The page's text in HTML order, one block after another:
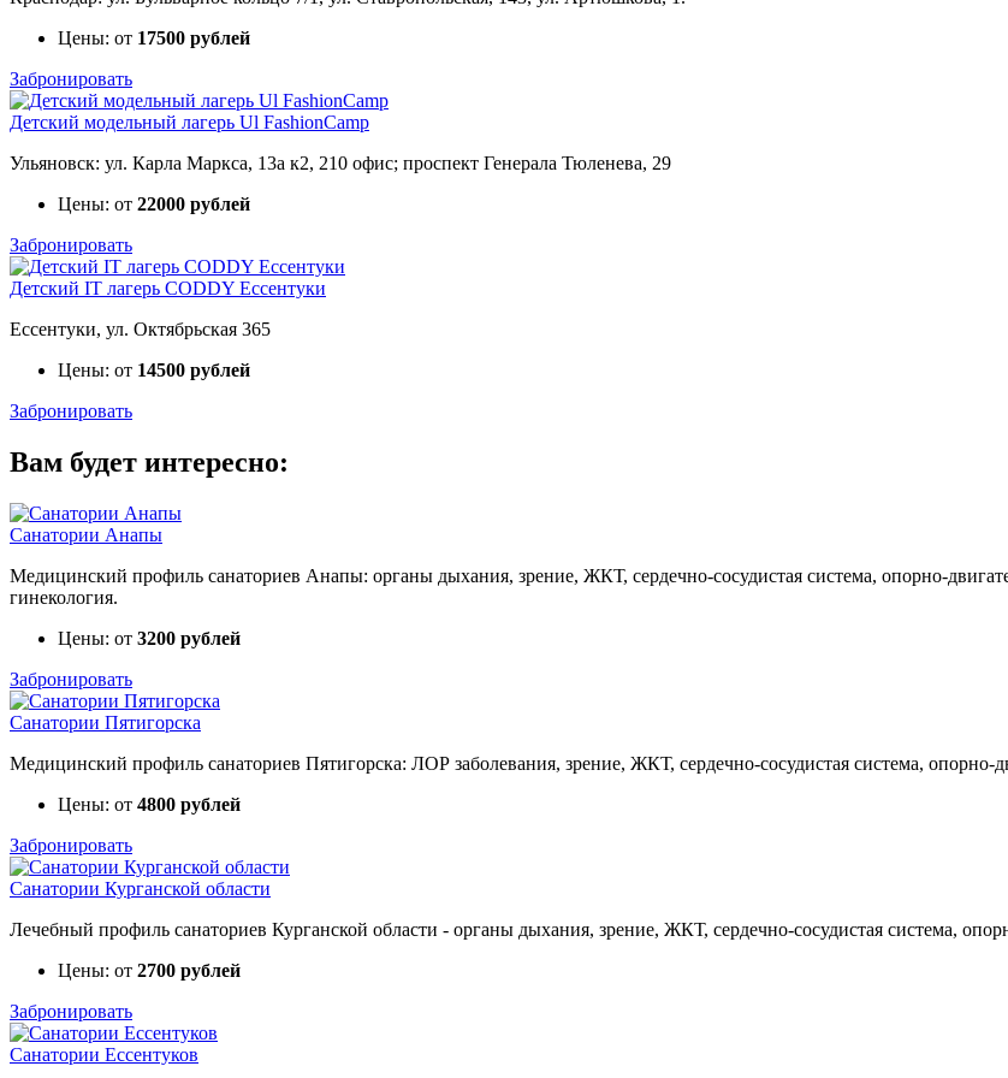
Цены: от 17500 рублей
Забронировать
Детский модельный лагерь Ul FashionCamp
Ульяновск: ул. Карла Маркса, 13а к2, 210 офис; проспект Генерала Тюленева, 29
Цены: от 22000 рублей
Забронировать
Детский IT лагерь CODDY Ессентуки
Ессентуки, ул. Октябрьская 365
Цены: от 14500 рублей
Забронировать
Вам будет интересно:
Санатории Анапы
Медицинский профиль санаториев Анапы: органы дыхания, зрение, ЖКТ, сердечно-сосудистая система, опорно-
гинекология.
Цены: от 3200 рублей
Забронировать
Санатории Пятигорска
Медицинский профиль санаториев Пятигорска: ЛОР заболевания, зрение, ЖКТ, сердечно-сосудистая система, опорно-
Цены: от 4800 рублей
Забронировать
Санатории Курганской области
Лечебный профиль санаториев Курганской области - органы дыхания, зрение, ЖКТ, сердечно-сосудистая система,
Цены: от 2700 рублей
Забронировать
Санатории Ессентуков